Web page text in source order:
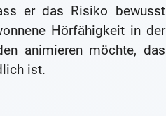
er das Risiko bewusst
Hörfähigkeit in der
animieren möchte, das
ist.